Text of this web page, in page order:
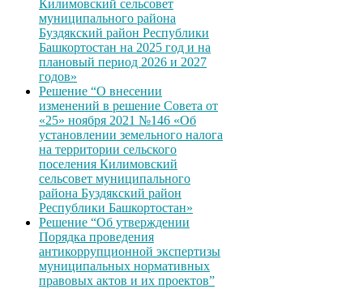
Килимовский сельсовет
муниципального района
Буздякский район Республики
Башкортостан на 2025 год и на
плановый период 2026 и 2027
годов»
Решение “О внесении
изменений в решение Совета от
«25» ноября 2021 №146 «Об
установлении земельного налога
на территории сельского
поселения Килимовский
сельсовет муниципального
района Буздякский район
Республики Башкортостан»
Решение “Об утверждении
Порядка проведения
антикоррупционной экспертизы
муниципальных нормативных
правовых актов и их проектов”